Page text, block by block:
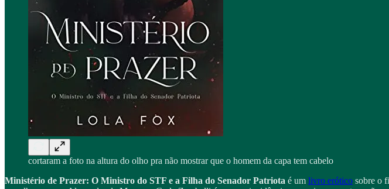
cortaram a foto na altura do olho pra não mostrar que o homem da capa tem cabelo
Ministério de Prazer: O Ministro do STF e a Filha do Senador Patriota é um livro erótico sobre o